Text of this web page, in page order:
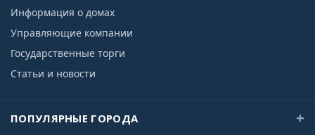
Информация о домах
Управляющие компании
Государственные торги
Статьи и новости
ПОПУЛЯРНЫЕ ГОРОДА